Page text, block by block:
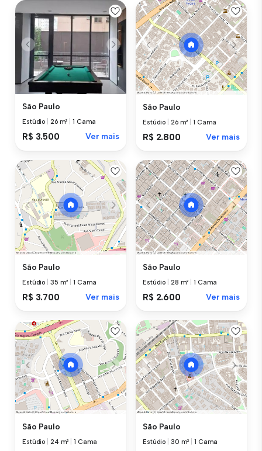
São Paulo
Estúdio 26 m² |1 Cama
R$ 3.500 Ver mais
São Paulo
Estúdio 26 m² |1 Cama
R$ 2.800 Ver mais
São Paulo
Estúdio 35 m² |1 Cama
R$ 3.700 Ver mais
São Paulo
Estúdio 28 m² |1 Cama
R$ 2.600 Ver mais
São Paulo
Estúdio 24 m² |1 Cama
São Paulo
Estúdio 30 m² |1 Cama